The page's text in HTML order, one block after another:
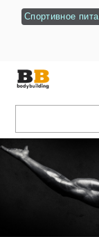
Спортивное